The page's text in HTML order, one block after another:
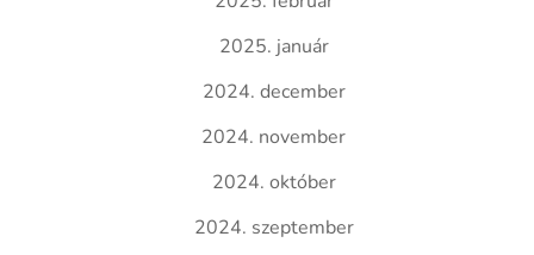
2025. január
2024. december
2024. november
2024. október
2024. szeptember